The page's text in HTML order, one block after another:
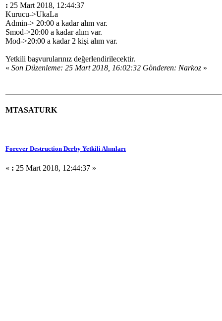
: 25 Mart 2018, 12:44:37
Kurucu->UkaLa
Admin-> 20:00 a kadar alım var.
Smod->20:00 a kadar alım var.
Mod->20:00 a kadar 2 kişi alım var.
Yetkili başvurularınız değerlendirilecektir.
« Son Düzenleme: 25 Mart 2018, 16:02:32 Gönderen: Narkoz »
MTASATURK
Forever Destruction Derby Yetkili Alımları
« : 25 Mart 2018, 12:44:37 »